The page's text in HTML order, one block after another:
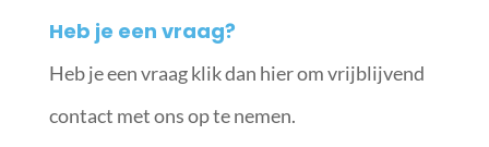
Heb je een vraag?
Heb je een vraag klik dan hier om vrijblijvend
contact met ons op te nemen.